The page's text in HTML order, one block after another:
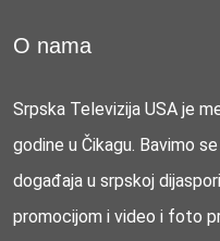
O nama
Srpska Televizija USA je
godine u Čikagu. Bavimo
događaja u srpskoj
promocijom i video i foto